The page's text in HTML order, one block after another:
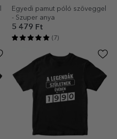
Egyedi pamut póló szöveggel
- Szuper anya
5 479 Ft
(7)